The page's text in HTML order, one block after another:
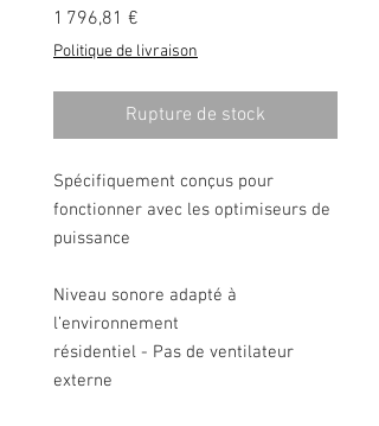
1 796,81 €
Politique de livraison
Rupture de stock
Spécifiquement conçus pour
fonctionner avec les optimiseurs de
puissance
Niveau sonore adapté à
l’environnement
résidentiel - Pas de ventilateur
externe